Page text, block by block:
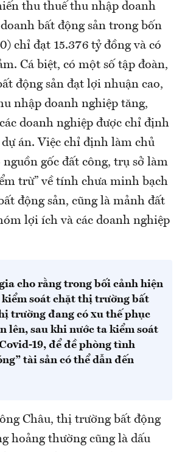
thu thuế thu nhập doanh
bất động sản trong bốn
chỉ đạt 15.376 tỷ đồng và có
Cá biệt, có một số tập đoàn,
động sản đạt lợi nhuận cao,
nhập doanh nghiệp tăng,
doanh nghiệp được chỉ định
án. Việc chỉ định làm chủ
nguồn gốc đất công, trụ sở làm
trừ” về tính chưa minh bạch
động sản, cũng là mảnh đất
lợi ích và các doanh nghiệp
cho rằng trong bối cảnh hiện
kiểm soát chặt thị trường bất
trường đang có xu thế phục
lên, sau khi nước ta kiểm soát
19, để đề phòng tình
tài sản có thể dẫn đến
Châu, thị trường bất động
hoảng thường cũng là dấu